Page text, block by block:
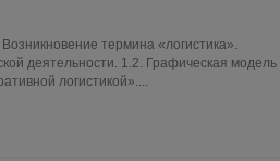
термина «логистика».
деятельности. 1.2. Графическая модель
логистикой»....